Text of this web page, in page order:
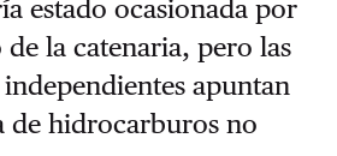
estado ocasionada por
la catenaria, pero las
apuntan
de hidrocarburos no